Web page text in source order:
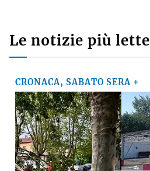
Le notizie più lette
CRONACA, SABATO SERA +